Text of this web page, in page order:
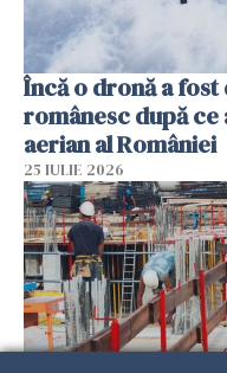
Încă o dronă a fost
românesc după
aerian al României
25 IULIE 2026